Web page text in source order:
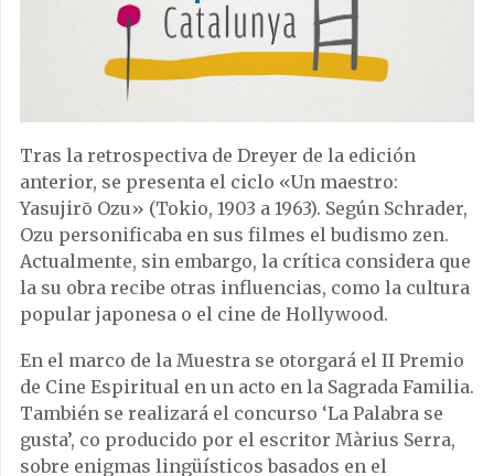
Tras la retrospectiva de Dreyer de la edición
anterior, se presenta el ciclo «Un maestro:
Yasujirō Ozu» (Tokio, 1903 a 1963). Según Schrader,
Ozu personificaba en sus filmes el budismo zen.
Actualmente, sin embargo, la crítica considera que
la su obra recibe otras influencias, como la cultura
popular japonesa o el cine de Hollywood.
En el marco de la Muestra se otorgará el II Premio
de Cine Espiritual en un acto en la Sagrada Familia.
También se realizará el concurso ‘La Palabra se
gusta’, co producido por el escritor Màrius Serra,
sobre enigmas lingüísticos basados ​​en el